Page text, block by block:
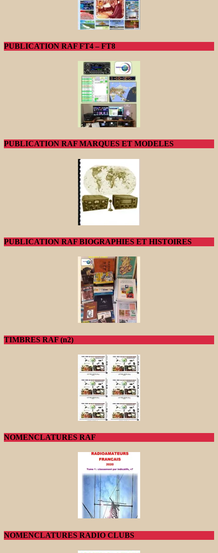
PUBLICATION RAF FT4 – FT8
PUBLICATION RAF MARQUES ET MODELES
PUBLICATION RAF BIOGRAPHIES ET HISTOIRES
TIMBRES RAF (n2)
NOMENCLATURES RAF
NOMENCLATURES RADIO CLUBS